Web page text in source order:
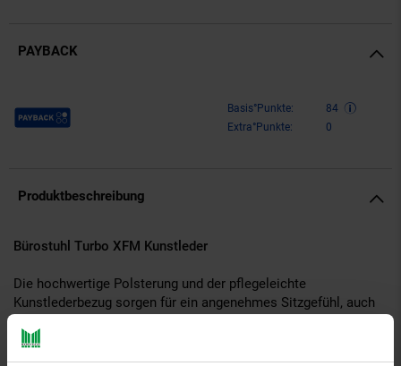
PAYBACK
Payback Punkte Basis°Punkte:
84
Extra°Punkte:
0
Produktbeschreibung
Bürostuhl Turbo XFM Kunstleder
Die hochwertige Polsterung und der pflegeleichte
Kunstlederbezug sorgen für ein angenehmes Sitzgefühl, auch
Sitzhöhe und der abnehmbaren Nacken- und Rückenkissen,
sowie dem Wippmechanismus, garantiert Turbo zudem